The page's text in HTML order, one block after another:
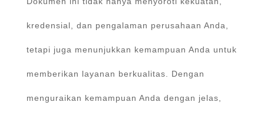
kredensial, dan pengalaman perusahaan Anda,
tetapi juga menunjukkan kemampuan Anda untuk
memberikan layanan berkualitas. Dengan
menguraikan kemampuan Anda dengan jelas,